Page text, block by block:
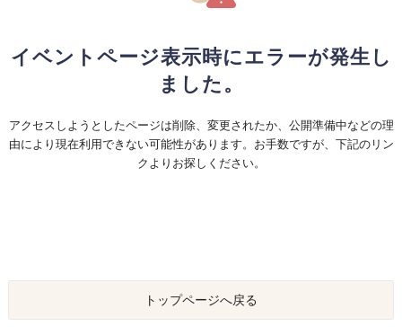
イベントページ表示時にエラーが発生し
ました。
アクセスしようとしたページは削除、変更されたか、公開準備中などの理
由により現在利用できない可能性があります。お手数ですが、下記のリン
クよりお探しください。
トップページへ戻る